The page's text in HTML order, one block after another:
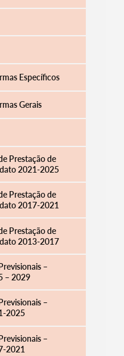
Específicos
Gerais
Prestação de
2021-2025
Prestação de
2017-2021
Prestação de
2013-2017
–
– 2029
–
2025
–
2021